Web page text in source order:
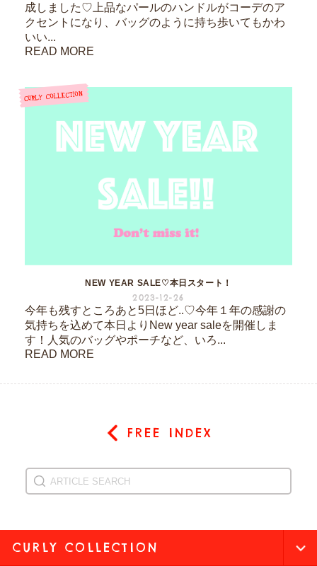
成しました♡上品なパールのハンドルがコーデのア
クセントになり、バッグのように持ち歩いてもかわ
いい...
READ MORE
NEW YEAR SALE♡本日スタート！
2023-12-26
今年も残すところあと5日ほど..♡今年１年の感謝の
気持ちを込めて本日よりNew year saleを開催しま
す！人気のバッグやポーチなど、いろ...
READ MORE
FREE INDEX
CURLY COLLECTION